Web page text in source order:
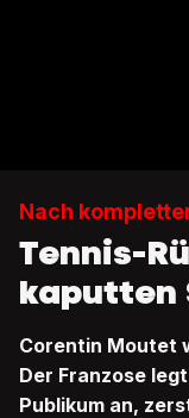
Nach
Tennis-
kaputten
Corentin Moutet
Der Franzose
Publikum an,